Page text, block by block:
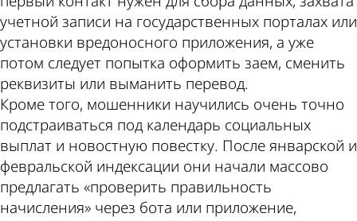
учетной записи на государственных порталах или
установки вредоносного приложения, а уже
потом следует попытка оформить заем, сменить
реквизиты или выманить перевод.
Кроме того, мошенники научились очень точно
подстраиваться под календарь социальных
выплат и новостную повестку. После январской и
февральской индексации они начали массово
предлагать «проверить правильность
начисления» через бота или приложение,